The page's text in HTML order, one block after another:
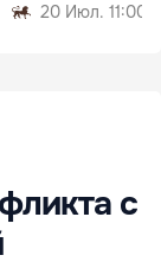
20 Июл. 11:00
с